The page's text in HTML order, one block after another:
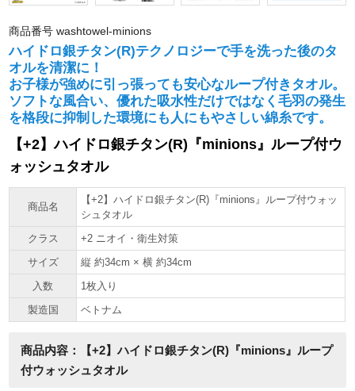
商品番号 washtowel-minions
ハイドロ銀チタン(R)テクノロジーで手を洗った後のタ
オルを清潔に！
お子様が強めに引っ張っても安心なループ付きタオル。
ソフトな風合い、優れた吸水性だけではなく毛羽の発生
を格段に抑制した環境にも人にもやさしい綿糸です。
【+2】ハイドロ銀チタン(R)『minions』ループ付ウ
ォッシュタオル
商品名
【+2】ハイドロ銀チタン(R)『minions』ループ付ウォッ
シュタオル
クラス
+2 ニオイ・衛生対策
サイズ
縦 約34cm × 横 約34cm
入数
1枚入り
製造国
ベトナム
商品内容：【+2】ハイドロ銀チタン(R)『minions』ループ
付ウォッシュタオル